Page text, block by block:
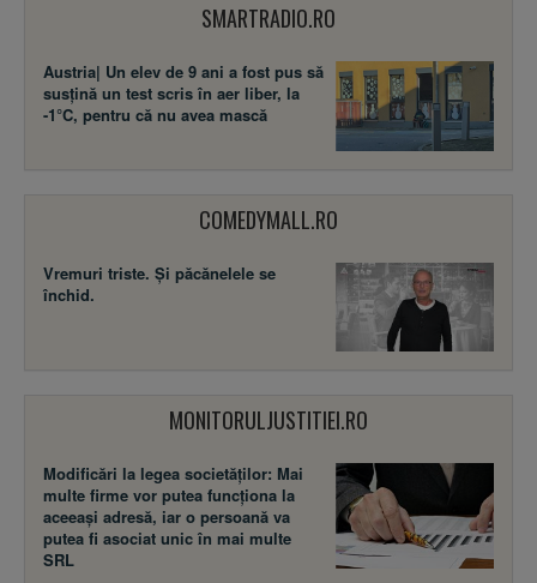
SMARTRADIO.RO
Austria| Un elev de 9 ani a fost pus să
susţină un test scris în aer liber, la
-1°C, pentru că nu avea mască
COMEDYMALL.RO
Vremuri triste. Şi păcănelele se
închid.
MONITORULJUSTITIEI.RO
Modificări la legea societăţilor: Mai
multe firme vor putea funcţiona la
aceeaşi adresă, iar o persoană va
putea fi asociat unic în mai multe
SRL